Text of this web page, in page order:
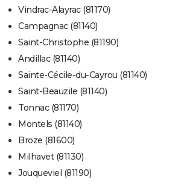
Vindrac-Alayrac (81170)
Campagnac (81140)
Saint-Christophe (81190)
Andillac (81140)
Sainte-Cécile-du-Cayrou (81140)
Saint-Beauzile (81140)
Tonnac (81170)
Montels (81140)
Broze (81600)
Milhavet (81130)
Jouqueviel (81190)